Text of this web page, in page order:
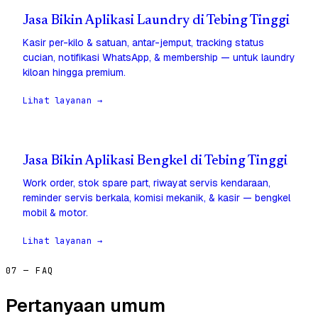
Jasa Bikin Aplikasi Laundry di Tebing Tinggi
Kasir per-kilo & satuan, antar-jemput, tracking status
cucian, notifikasi WhatsApp, & membership — untuk laundry
kiloan hingga premium.
Lihat layanan →
Jasa Bikin Aplikasi Bengkel di Tebing Tinggi
Work order, stok spare part, riwayat servis kendaraan,
reminder servis berkala, komisi mekanik, & kasir — bengkel
mobil & motor.
Lihat layanan →
07 — FAQ
Pertanyaan umum